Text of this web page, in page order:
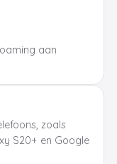
aan
zoals
S20+ en Google